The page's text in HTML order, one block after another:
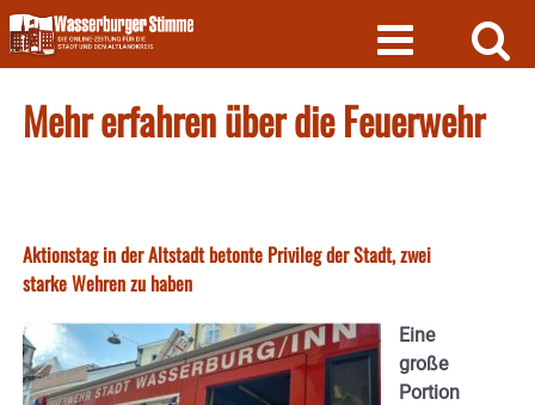
Skip
to
content
Mehr erfahren über die Feuerwehr
Aktionstag in der Altstadt betonte Privileg der Stadt, zwei
starke Wehren zu haben
Eine
große
Portion